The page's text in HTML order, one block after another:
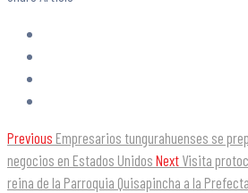
Previous Empresarios tungurahuenses se
negocios en Estados Unidos Next Visita
reina de la Parroquia Quisapincha a la